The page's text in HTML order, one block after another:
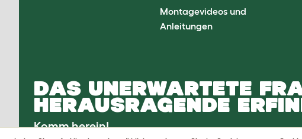
Montagevideos und
Anleitungen
DAS UNERWARTETE
HERAUSRAGENDE
Komm herein!